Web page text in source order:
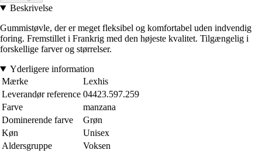
Beskrivelse
Gummistøvle, der er meget fleksibel og komfortabel uden indvendig
foring. Fremstillet i Frankrig med den højeste kvalitet. Tilgængelig i
forskellige farver og størrelser.
Yderligere information
Mærke
Lexhis
Leverandør reference 04423.597.259
Farve
manzana
Dominerende farve
Grøn
Køn
Unisex
Aldersgruppe
Voksen